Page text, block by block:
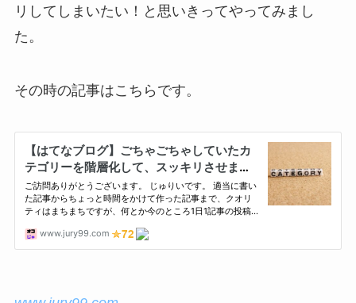
リしてしまいたい！と思いきってやってみまし
た。
その時の記事はこちらです。